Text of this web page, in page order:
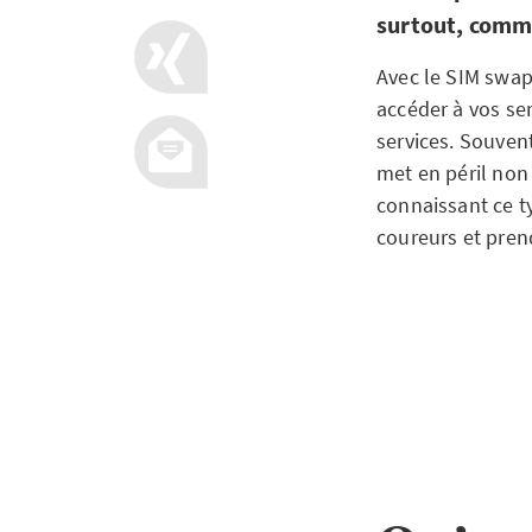
surtout,
Avec le SIM
accéder à vos
services.
met en péril
connaissant ce
coureurs et